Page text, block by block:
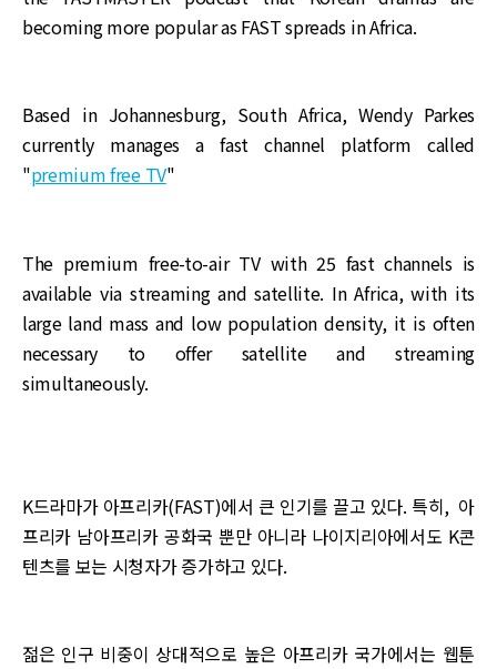
becoming more popular as FAST spreads in Africa.
Based in Johannesburg, South Africa, Wendy Parkes
currently manages a fast channel platform called
"premium free TV"
The premium free-to-air TV with 25 fast channels is
available via streaming and satellite. In Africa, with its
large land mass and low population density, it is often
necessary to offer satellite and streaming
simultaneously.
K드라마가 아프리카(FAST)에서 큰 인기를 끌고 있다. 특히, 아
프리카 남아프리카 공화국 뿐만 아니라 나이지리아에서도 K콘
텐츠를 보는 시청자가 증가하고 있다.
젊은 인구 비중이 상대적으로 높은 아프리카 국가에서는 웹툰